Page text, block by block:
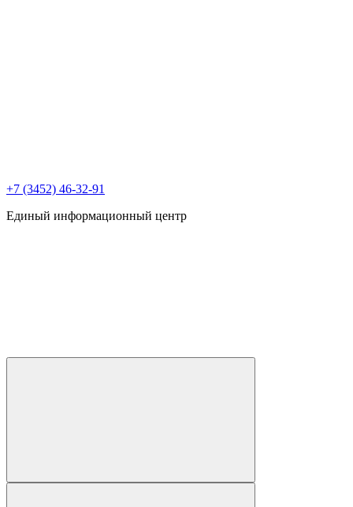
+7 (3452) 46-32-91
Единый информационный центр